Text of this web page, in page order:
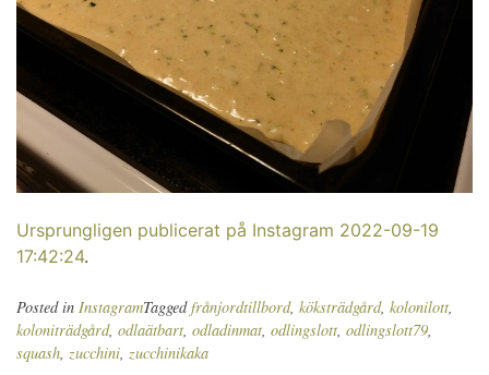
Ursprungligen publicerat på Instagram 2022-09-19
17:42:24.
Posted in InstagramTaggedfrånjordtillbord, köksträdgård, kolonilott,
koloniträdgård, odlaätbart, odladinmat, odlingslott, odlingslott79,
squash, zucchini, zucchinikaka